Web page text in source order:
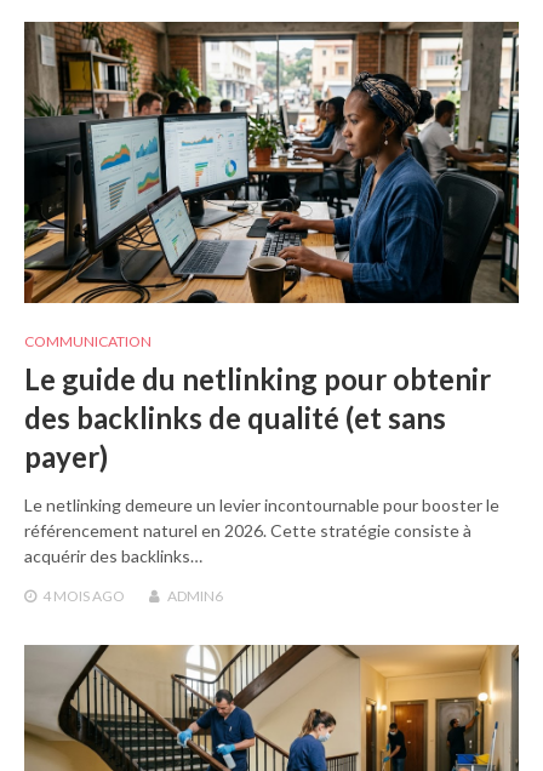
COMMUNICATION
Le guide du netlinking pour obtenir
des backlinks de qualité (et sans
payer)
Le netlinking demeure un levier incontournable pour booster le
référencement naturel en 2026. Cette stratégie consiste à
acquérir des backlinks…
4 MOIS AGO ADMIN6